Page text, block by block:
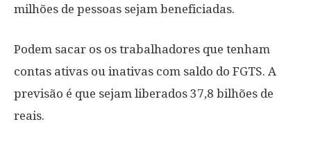
milhões de pessoas sejam beneficiadas.
Podem sacar os os trabalhadores que tenham
contas ativas ou inativas com saldo do FGTS. A
previsão é que sejam liberados 37,8 bilhões de
reais.